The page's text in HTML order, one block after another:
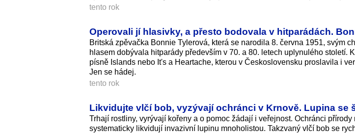
tento rok
Operovali jí hlasivky, a přesto bodovala v hitparádách.
Britská zpěvačka Bonnie Tylerová, která se narodila 8. června 1951, svým
hlasem dobývala hitparády především v 70. a 80. letech uplynulého století.
písně Islands nebo It's a Heartache, kterou v Československu proslavila i
Jen se hádej.
tento rok
Likvidujte vlčí bob, vyzývají ochránci v Krnově. Lupina se
Trhají rostliny, vyrývají kořeny a o pomoc žádají i veřejnost. Ochránci
systematicky likvidují invazivní lupinu mnoholistou. Takzvaný vlčí bob se